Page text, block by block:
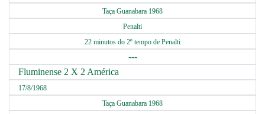
Taça Guanabara 1968
Penalti
22 minutos do 2º tempo de Penalti
---
Fluminense 2 X 2 América
17/8/1968
Taça Guanabara 1968